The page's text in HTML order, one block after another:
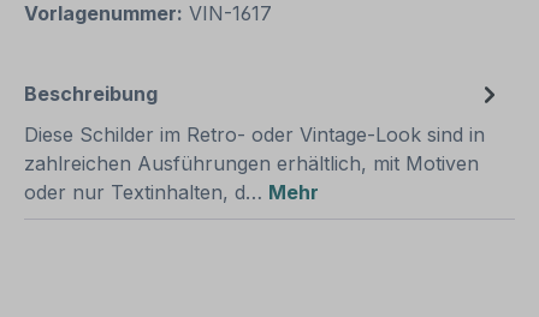
Vorlagenummer: VIN-1617
Beschreibung
Diese Schilder im Retro- oder Vintage-Look sind in
zahlreichen Ausführungen erhältlich, mit Motiven
oder nur Textinhalten, d… Mehr